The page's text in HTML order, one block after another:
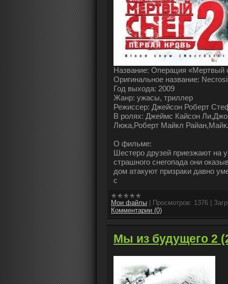
Название: Операция «Мертвый
Оригинальное название:
Год выхода: 2009
Жанр: ужасы, триллер
Режиссер: Джейсон Роберт
В ролях: Джеймс Кайсон
Люка,Роберт Майкл
О фильме:
Шестеро друзей приезжают на
страшного снегопада они
дом атакуют призраки давно
с
Мои файлы Просмотров: 1376
Комментарии (0)
Мы из будущего 2